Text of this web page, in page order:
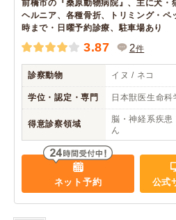
前橋市の『桑原動物病院』、主に犬・
ヘルニア、各種骨折、トリミング・
時まで・日曜予約診療、駐車場あり
3.87 2件
診察動物 イヌ / ネコ
学位・認定・専門 日本獣医生命
得意診察領域
脳・神経系疾
ん
ネット予約 公式